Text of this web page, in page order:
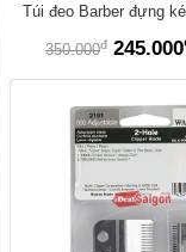
Túi đeo Barber đựng
350.000đ 245.000